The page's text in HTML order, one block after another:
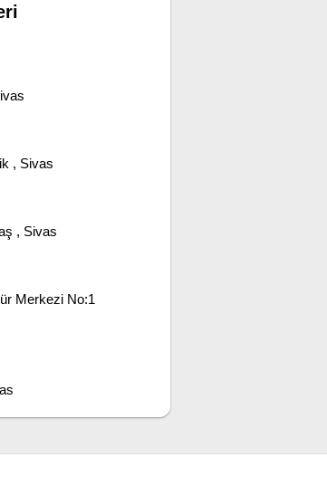
, Sivas
, Sivas
Merkezi No:1